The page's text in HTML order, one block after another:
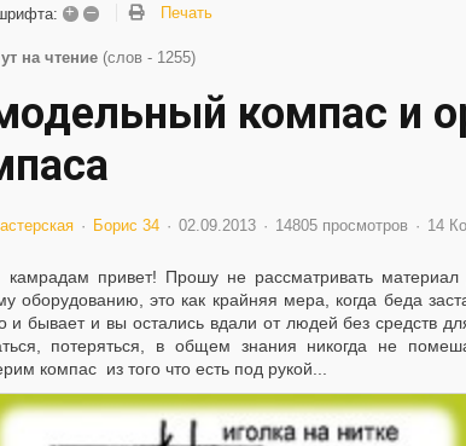
+ – Печать
на чтение (слов - 1255)
компас и
Борис 34 02.09.2013 14805 просмотров 14
камрадам привет! Прошу не рассматривать
оборудованию, это как крайняя мера, когда беда
и бывает и вы остались вдали от людей без средств
потеряться, в общем знания никогда не
компас из того что есть под рукой...